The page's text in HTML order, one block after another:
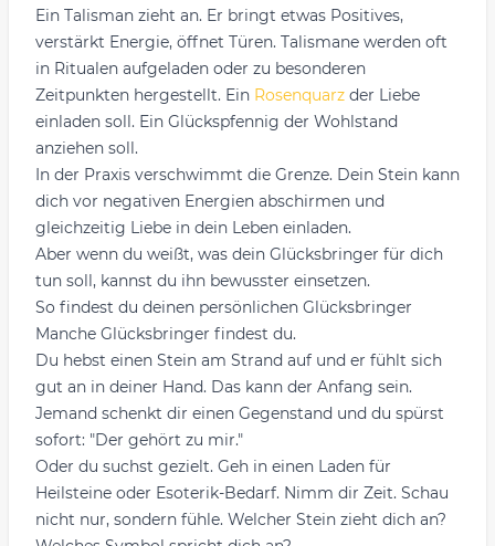
Ein Talisman zieht an. Er bringt etwas Positives,
verstärkt Energie, öffnet Türen. Talismane werden oft
in Ritualen aufgeladen oder zu besonderen
Zeitpunkten hergestellt. Ein Rosenquarz der Liebe
einladen soll. Ein Glückspfennig der Wohlstand
anziehen soll.
In der Praxis verschwimmt die Grenze. Dein Stein kann
dich vor negativen Energien abschirmen und
gleichzeitig Liebe in dein Leben einladen.
Aber wenn du weißt, was dein Glücksbringer für dich
tun soll, kannst du ihn bewusster einsetzen.
So findest du deinen persönlichen Glücksbringer
Manche Glücksbringer findest du.
Du hebst einen Stein am Strand auf und er fühlt sich
gut an in deiner Hand. Das kann der Anfang sein.
Jemand schenkt dir einen Gegenstand und du spürst
sofort: "Der gehört zu mir."
Oder du suchst gezielt. Geh in einen Laden für
Heilsteine oder Esoterik-Bedarf. Nimm dir Zeit. Schau
nicht nur, sondern fühle. Welcher Stein zieht dich an?